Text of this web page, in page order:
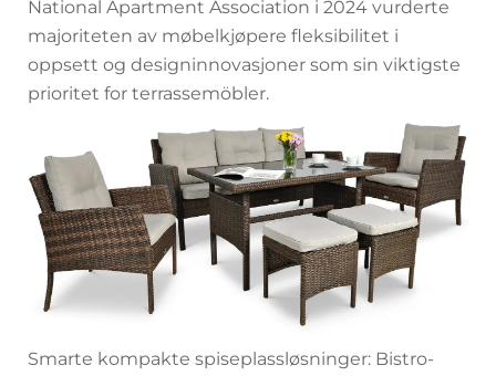
National Apartment Association i 2024 vurderte
majoriteten av møbelkjøpere fleksibilitet i
oppsett og designinnovasjoner som sin viktigste
prioritet for terrassemöbler.
Smarte kompakte spiseplassløsninger: Bistro-